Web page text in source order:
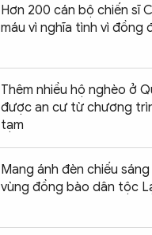
Hơn 200 cán bộ chiến sĩ
máu vì nghĩa tình vì đồng
Thêm nhiều hộ nghèo ở
được an cư từ chương
tạm
Mang ánh đèn chiếu
vùng đồng bào dân tộc